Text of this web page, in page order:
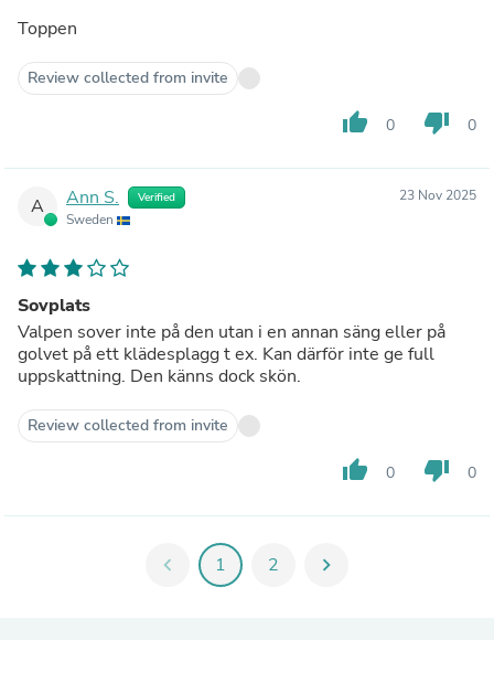
Toppen
Review collected from invite
thumb_up 0 thumb_down 0
A Ann S. Verified
Sweden
23 Nov 2025
Sovplats
Valpen sover inte på den utan i en annan säng eller på
golvet på ett klädesplagg t ex. Kan därför inte ge full
uppskattning. Den känns dock skön.
Review collected from invite
thumb_up 0 thumb_down 0
chevron_left 1 2 chevron_right